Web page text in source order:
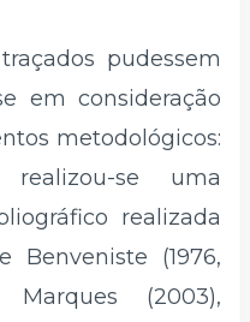
pudessem
em consideração
metodológicos:
se uma
realizada
(1976,
Marques (2003),